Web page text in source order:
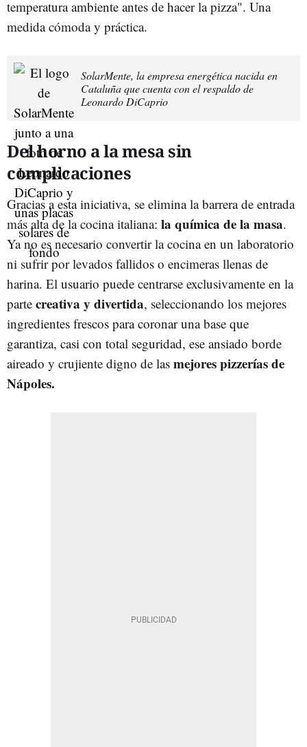
temperatura ambiente antes de hacer la pizza". Una
medida cómoda y práctica.
SolarMente, la empresa energética nacida en
Cataluña que cuenta con el respaldo de
Leonardo DiCaprio
Del horno a la mesa sin
complicaciones
Gracias a esta iniciativa, se elimina la barrera de entrada
más alta de la cocina italiana: la química de la masa.
Ya no es necesario convertir la cocina en un laboratorio
ni sufrir por levados fallidos o encimeras llenas de
harina. El usuario puede centrarse exclusivamente en la
parte creativa y divertida, seleccionando los mejores
ingredientes frescos para coronar una base que
garantiza, casi con total seguridad, ese ansiado borde
aireado y crujiente digno de las mejores pizzerías de
Nápoles.